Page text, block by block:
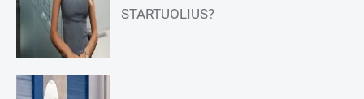
STARTUOLIUS?